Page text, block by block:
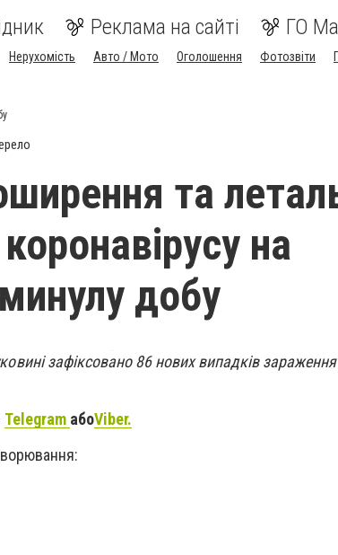
Реклама на сайті ГО
Нерухомість Авто / Мото Оголошення Фотозвіти
та
на
добу
зафіксовано 86 нових випадків
Telegram абоViber.